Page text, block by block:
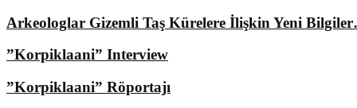
Arkeologlar Gizemli Taş Kürelere İlişkin Yeni
”Korpiklaani” Interview
”Korpiklaani” Röportajı